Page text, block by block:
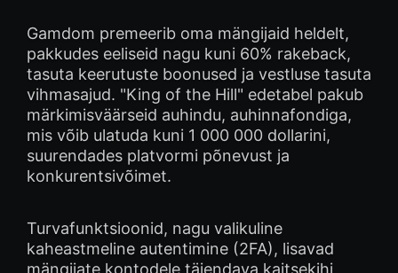
Gamdom premeerib oma mängijaid heldelt,
pakkudes eeliseid nagu kuni 60% rakeback,
tasuta keerutuste boonused ja vestluse tasuta
vihmasajud. "King of the Hill" edetabel pakub
märkimisväärseid auhindu, auhinnafondiga,
mis võib ulatuda kuni 1 000 000 dollarini,
suurendades platvormi põnevust ja
konkurentsivõimet.
Turvafunktsioonid, nagu valikuline
kaheastmeline autentimine (2FA), lisavad
mängijate kontodele täiendava kaitsekihi,